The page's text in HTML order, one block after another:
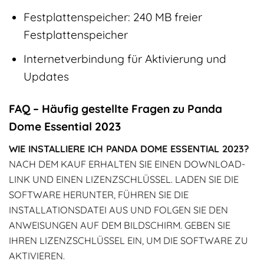
Festplattenspeicher: 240 MB freier
Festplattenspeicher
Internetverbindung für Aktivierung und
Updates
FAQ – Häufig gestellte Fragen zu Panda
Dome Essential 2023
WIE INSTALLIERE ICH PANDA DOME ESSENTIAL 2023?
NACH DEM KAUF ERHALTEN SIE EINEN DOWNLOAD-
LINK UND EINEN LIZENZSCHLÜSSEL. LADEN SIE DIE
SOFTWARE HERUNTER, FÜHREN SIE DIE
INSTALLATIONSDATEI AUS UND FOLGEN SIE DEN
ANWEISUNGEN AUF DEM BILDSCHIRM. GEBEN SIE
IHREN LIZENZSCHLÜSSEL EIN, UM DIE SOFTWARE ZU
AKTIVIEREN.